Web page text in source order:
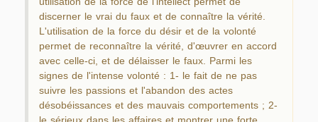
discerner le vrai du faux et de connaître la vérité.
L'utilisation de la force du désir et de la volonté
permet de reconnaître la vérité, d'œuvrer en accord
avec celle-ci, et de délaisser le faux. Parmi les
signes de l'intense volonté : 1- le fait de ne pas
suivre les passions et l'abandon des actes
désobéissances et des mauvais comportements ; 2-